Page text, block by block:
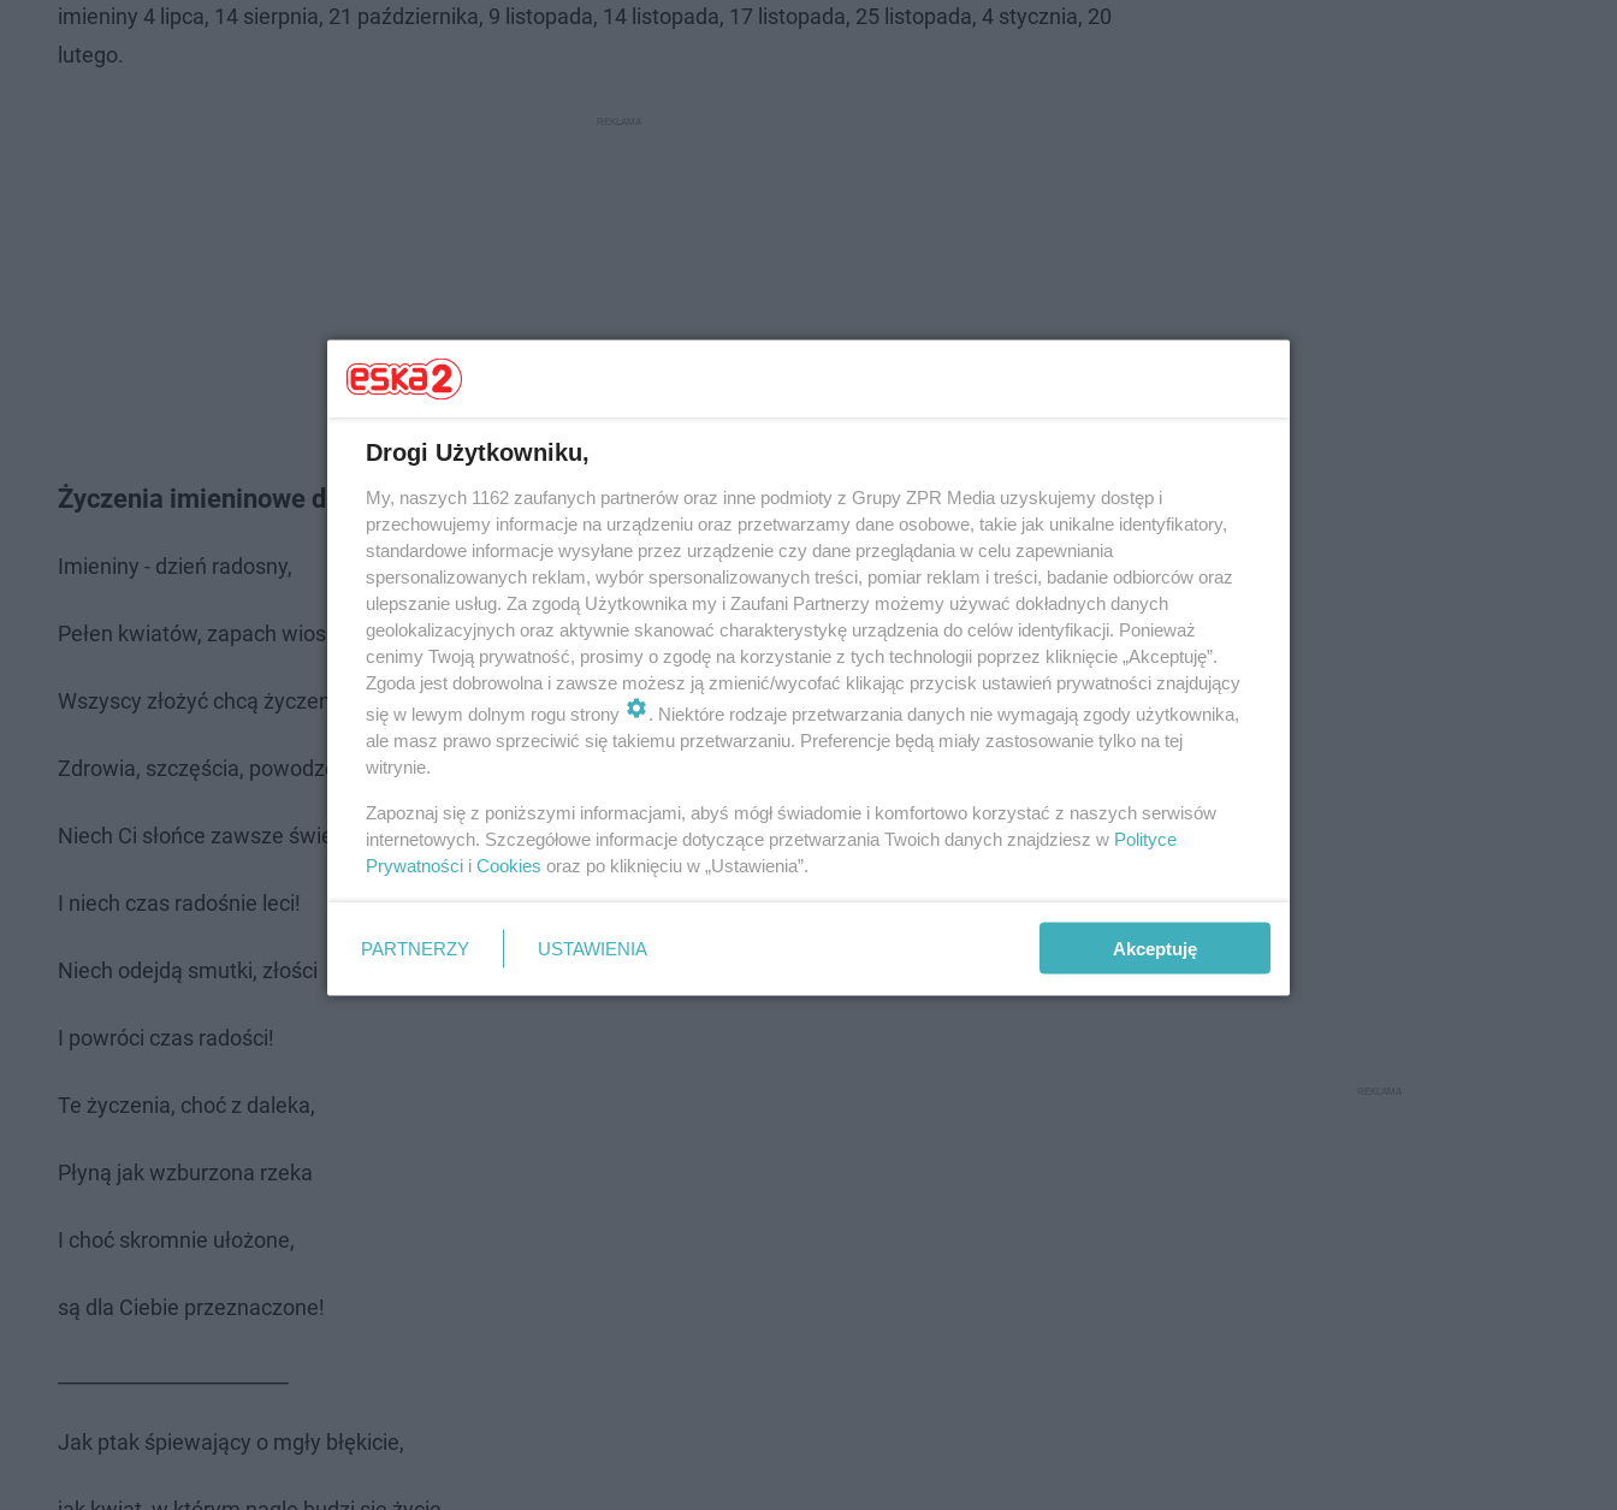
imieniny 4 lipca, 14 sierpnia, 21 października, 9 listopada, 14 listopada, 17 listopada, 25 listopada, 4 stycznia, 20
lutego.
Życzenia imieninowe dla Elżbiety
Imieniny - dzień radosny,
Pełen kwiatów, zapach wiosny,
Wszyscy złożyć chcą życzenia
Zdrowia, szczęścia, powodzenia.
Niech Ci słońce zawsze świeci
I niech czas radośnie leci!
Niech odejdą smutki, złości
I powróci czas radości!
Te życzenia, choć z daleka,
Płyną jak wzburzona rzeka
I choć skromnie ułożone,
są dla Ciebie przeznaczone!
Jak ptak śpiewający o mgły błękicie,
Drogi Użytkowniku,
My, naszych 1162 zaufanych partnerów oraz inne podmioty z Grupy ZPR Media uzyskujemy dostęp i
przechowujemy informacje na urządzeniu oraz przetwarzamy dane osobowe, takie jak unikalne identyfikatory,
standardowe informacje wysyłane przez urządzenie czy dane przeglądania w celu zapewniania
spersonalizowanych reklam, wybór spersonalizowanych treści, pomiar reklam i treści, badanie odbiorców oraz
ulepszanie usług. Za zgodą Użytkownika my i Zaufani Partnerzy możemy używać dokładnych danych
geolokalizacyjnych oraz aktywnie skanować charakterystykę urządzenia do celów identyfikacji. Ponieważ
cenimy Twoją prywatność, prosimy o zgodę na korzystanie z tych technologii poprzez kliknięcie „Akceptuję”.
Zgoda jest dobrowolna i zawsze możesz ją zmienić/wycofać klikając przycisk ustawień prywatności znajdujący
się w lewym dolnym rogu strony
. Niektóre rodzaje przetwarzania danych nie wymagają zgody użytkownika,
ale masz prawo sprzeciwić się takiemu przetwarzaniu. Preferencje będą miały zastosowanie tylko na tej
witrynie.
Zapoznaj się z poniższymi informacjami, abyś mógł świadomie i komfortowo korzystać z naszych serwisów
internetowych. Szczegółowe informacje dotyczące przetwarzania Twoich danych znajdziesz w Polityce
Prywatności i Cookies oraz po kliknięciu w „Ustawienia”.
PARTNERZY USTAWIENIA Akceptuję